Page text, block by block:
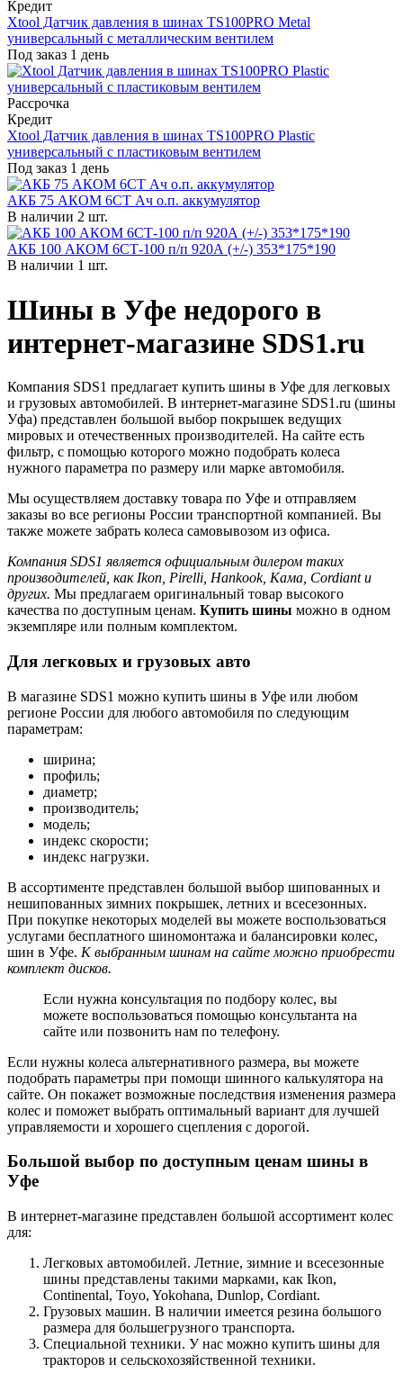
Кредит
Xtool Датчик давления в шинах TS100PRO Metal
универсальный с металлическим вентилем
Под заказ 1 день
Рассрочка
Кредит
Xtool Датчик давления в шинах TS100PRO Plastic
универсальный с пластиковым вентилем
Под заказ 1 день
АКБ 75 АКОМ 6СТ Ач о.п. аккумулятор
В наличии 2 шт.
АКБ 100 АКОМ 6СТ-100 п/п 920А (+/-) 353*175*190
В наличии 1 шт.
Шины в Уфе недорого в
интернет-магазине SDS1.ru
Компания SDS1 предлагает купить шины в Уфе для легковых
и грузовых автомобилей. В интернет-магазине SDS1.ru (шины
Уфа) представлен большой выбор покрышек ведущих
мировых и отечественных производителей. На сайте есть
фильтр, с помощью которого можно подобрать колеса
нужного параметра по размеру или марке автомобиля.
Мы осуществляем доставку товара по Уфе и отправляем
заказы во все регионы России транспортной компанией. Вы
также можете забрать колеса самовывозом из офиса.
Компания SDS1 является официальным дилером таких
производителей, как Ikon, Pirelli, Hankook, Кама, Cordiant и
других. Мы предлагаем оригинальный товар высокого
качества по доступным ценам. Купить шины можно в одном
экземпляре или полным комплектом.
Для легковых и грузовых авто
В магазине SDS1 можно купить шины в Уфе или любом
регионе России для любого автомобиля по следующим
параметрам:
ширина;
профиль;
диаметр;
производитель;
модель;
индекс скорости;
индекс нагрузки.
В ассортименте представлен большой выбор шипованных и
нешипованных зимних покрышек, летних и всесезонных.
При покупке некоторых моделей вы можете воспользоваться
услугами бесплатного шиномонтажа и балансировки колес,
шин в Уфе. К выбранным шинам на сайте можно приобрести
комплект дисков.
Если нужна консультация по подбору колес, вы
можете воспользоваться помощью консультанта на
сайте или позвонить нам по телефону.
Если нужны колеса альтернативного размера, вы можете
подобрать параметры при помощи шинного калькулятора на
сайте. Он покажет возможные последствия изменения размера
колес и поможет выбрать оптимальный вариант для лучшей
управляемости и хорошего сцепления с дорогой.
Большой выбор по доступным ценам шины в
Уфе
В интернет-магазине представлен большой ассортимент колес
для:
Легковых автомобилей. Летние, зимние и всесезонные
шины представлены такими марками, как Ikon,
Continental, Toyo, Yokohana, Dunlop, Cordiant.
Грузовых машин. В наличии имеется резина большого
размера для большегрузного транспорта.
Специальной техники. У нас можно купить шины для
тракторов и сельскохозяйственной техники.